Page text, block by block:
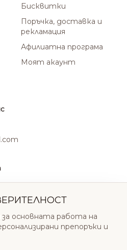
Бисквитки
Поръчка, доставка и
рекламация
Афилиатна програма
Моят акаунт
основната работа на
препоръки и